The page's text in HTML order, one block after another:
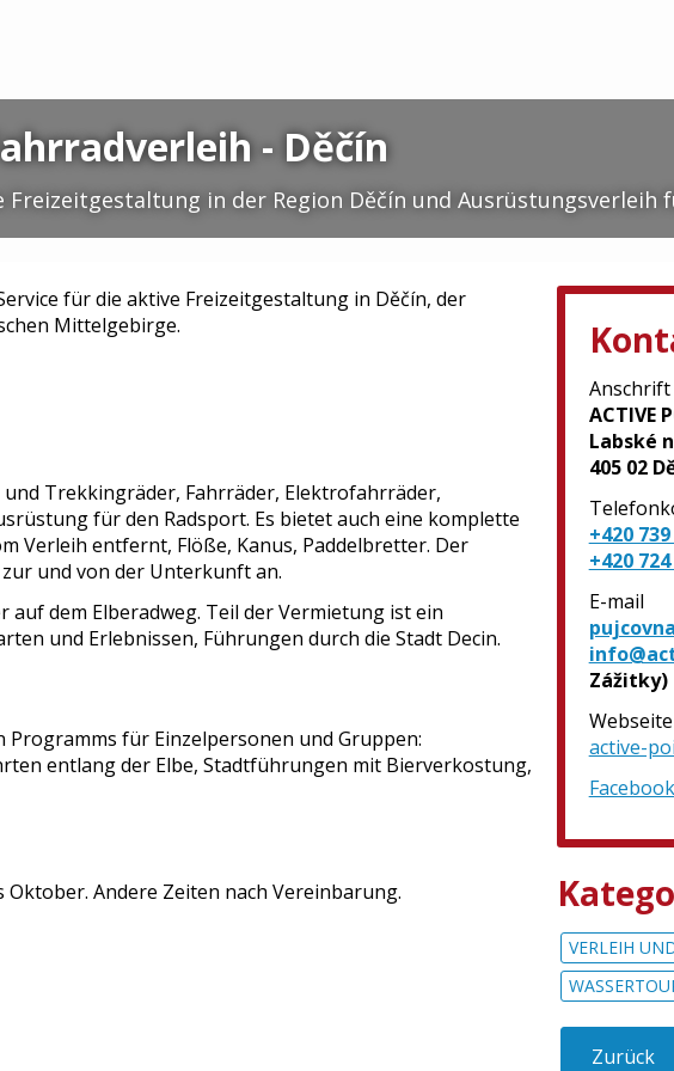
- Děčín
in der Region Děčín und Ausrüstungsverleih
für die aktive Freizeitgestaltung in Děčín, der
Mittelgebirge.
Trekkingräder, Fahrräder, Elektrofahrräder,
für den Radsport. Es bietet auch eine komplette
Verleih entfernt, Flöße, Kanus, Paddelbretter. Der
und von der Unterkunft an.
auf dem Elberadweg. Teil der Vermietung ist ein
und Erlebnissen, Führungen durch die Stadt Decin.
für Einzelpersonen und Gruppen:
entlang der Elbe, Stadtführungen mit Bierverkostung,
Oktober. Andere Zeiten nach Vereinbarung.
Anschrift
ACTIVE
Labské
405 02
+420
+420
E-mail
Zážitky)
Webseite
active-
Facebook
VERLEIH
Zurück